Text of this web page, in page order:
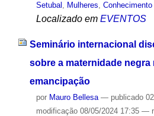
Setubal , Mulheres, Conhecimento
Localizado em EVENTOS
Seminário internacional
sobre a maternidade negra
emancipação
por Mauro Bellesa — publicado
modificação08/05/2024 17:35 —